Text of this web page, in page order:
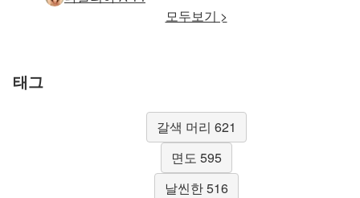
모두보기 >
태그
갈색 머리 621
면도 595
날씬한 516